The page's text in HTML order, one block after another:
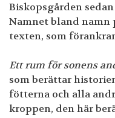
Biskopsgården
Namnet bland namn
texten, som
Ett rum för sonens
som berättar
fötterna och alla
kroppen, den här